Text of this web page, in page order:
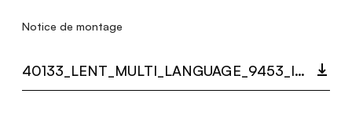
Notice de montage
40133_LENT_MULTI_LANGUAGE_9453_INST.PDF